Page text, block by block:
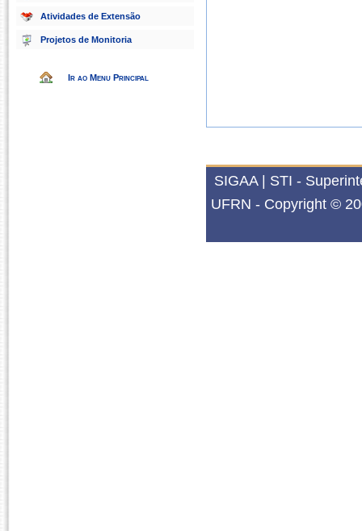
Atividades de Extensão
Projetos de Monitoria
Ir ao Menu Principal
SIGAA | STI -
UFRN - Copyright ©